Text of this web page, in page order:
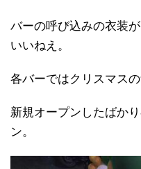
バーの呼び込みの衣装が
いいねえ。
各バーではクリスマスの
新規オープンしたばか
ン。